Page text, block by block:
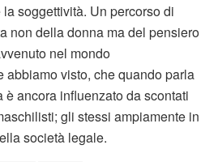
soggettività. Un percorso di
non della donna ma del pensiero
nel mondo
abbiamo visto, che quando parla
è ancora influenzato da scontati
gli stessi ampiamente in
società legale.